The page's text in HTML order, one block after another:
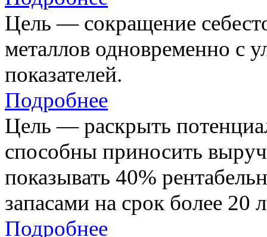
Цель — сокращение
металлов одновременно с
показателей.
Подробнее
Цель — раскрыть
способны приносить
показывать 40%
запасами на срок более 20
Подробнее